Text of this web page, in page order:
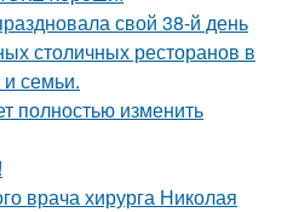
свой 38-й день
столичных ресторанов в
и семьи.
полностью изменить
врача хирурга Николая